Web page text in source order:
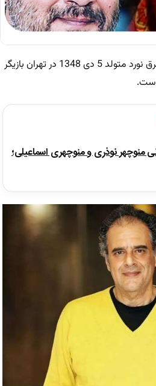
، هومن برق نورد متولد 5 دی 1348 در تهران بازیگر
است.
نوذری و منوچهری اسماعیلی؛